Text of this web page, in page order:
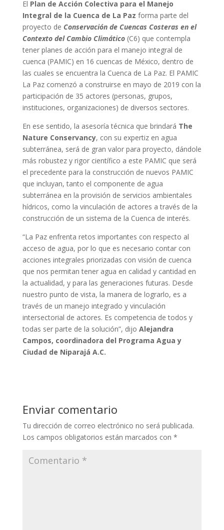
El Plan de Acción Colectiva para el Manejo
Integral de la Cuenca de La Paz forma parte del
proyecto de Conservación de Cuencas Costeras en el
Contexto del Cambio Climático(C6) que contempla
tener planes de acción para el manejo integral de
cuenca (PAMIC) en 16 cuencas de México, dentro de
las cuales se encuentra la Cuenca de La Paz. El PAMIC
La Paz comenzó a construirse en mayo de 2019 con la
participación de 35 actores (personas, grupos,
instituciones, organizaciones) de diversos sectores.
En ese sentido, la asesoría técnica que brindará The
Nature Conservancy, con su expertiz en agua
subterránea, será de gran valor para proyecto, dándole
más robustez y rigor científico a este PAMIC que será
el precedente para la construcción de nuevos PAMIC
que incluyan, tanto el componente de agua
subterránea en la provisión de servicios ambientales
hídricos, como la vinculación de actores a través de la
construcción de un sistema de la Cuenca de interés.
“La Paz enfrenta retos importantes con respecto al
acceso de agua, por lo que es necesario contar con
acciones integrales priorizadas con visión de cuenca
que nos permitan tener agua en calidad y cantidad en
la actualidad, y para las generaciones futuras. Desde
nuestro punto de vista, la manera de lograrlo, es a
través de un manejo integrado y vinculación
intersectorial de actores. Es competencia de todos y
todas ser parte de la solución”, dijo Alejandra
Campos, coordinadora del Programa Agua y
Ciudad de Niparajá A.C.
Enviar comentario
Tu dirección de correo electrónico no será publicada.
Los campos obligatorios están marcados con *